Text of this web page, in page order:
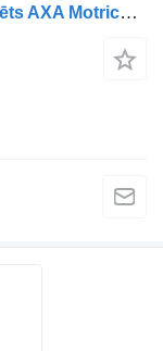
Supapă EBS EBS modulators paredzēts AXA Motrică Volvo Coduri: 20428939, 20570908, 20828239, 21122036, 7421122036 kravas automašīnas